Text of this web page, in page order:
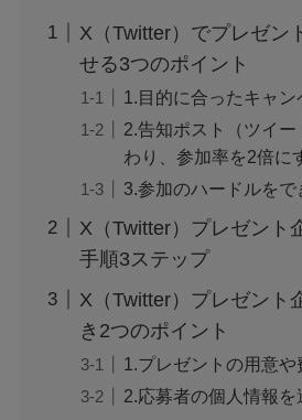
X（Twitter）でプレゼン
せる3つのポイント
1.目的に合ったキャ
2.告知ポスト（ツイ
わり、参加率を2倍に
3.参加のハードルをで
X（Twitter）プレゼント
手順3ステップ
X（Twitter）プレゼント
き2つのポイント
1.プレゼントの用意
2.応募者の個人情報を